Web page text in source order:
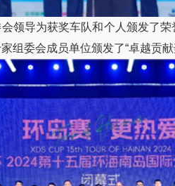
领导为获奖车队和个人颁发了
组委会成员单位颁发了“卓越贡